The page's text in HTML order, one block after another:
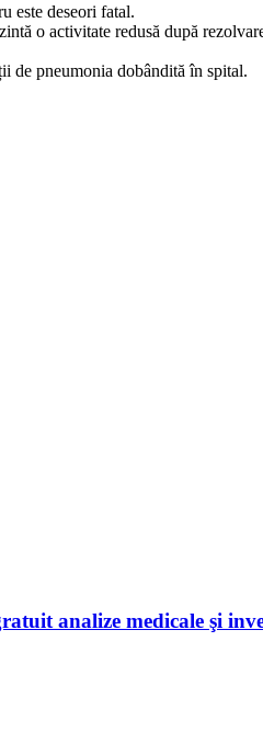
este deseori fatal.
o activitate redusă după
de pneumonia dobândită în spital.
analize medicale şi